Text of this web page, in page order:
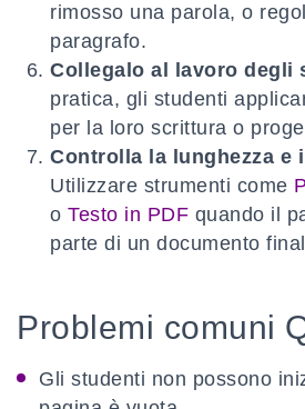
rimosso una parola, o
paragrafo.
Collegalo al lavoro degli
pratica, gli studenti
per la loro scrittura o
Controlla la lunghezza e
Utilizzare strumenti come
o Testo in PDF quando il
parte di un documento
Problemi comuni
Gli studenti non possono